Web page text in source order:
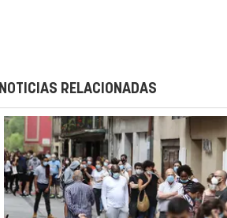
NOTICIAS RELACIONADAS